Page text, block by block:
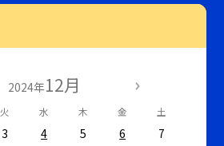
2024年12月
火 水 木 金 土
3 4 5 6
7